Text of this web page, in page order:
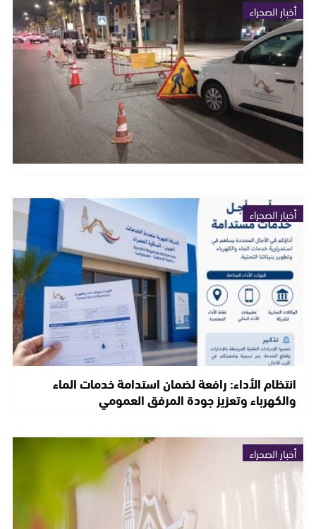
أخبار الصحراء
أخبار الصحراء
انتظام الأداء: رافعة لضمان استدامة خدمات الماء
والكهرباء وتعزيز جودة المرفق العمومي
أخبار الصحراء